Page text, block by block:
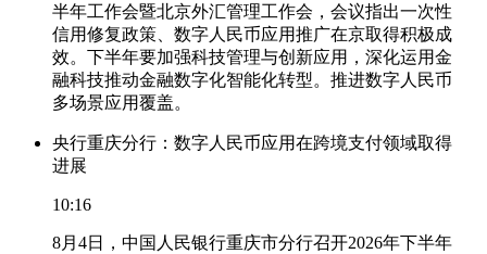
半年工作会暨北京外汇管理工作会，会议指出一次性
信用修复政策、数字人民币应用推广在京取得积极成
效。下半年要加强科技管理与创新应用，深化运用金
融科技推动金融数字化智能化转型。推进数字人民币
多场景应用覆盖。
央行重庆分行：数字人民币应用在跨境支付领域取得
进展
10:16
8月4日，中国人民银行重庆市分行召开2026年下半年